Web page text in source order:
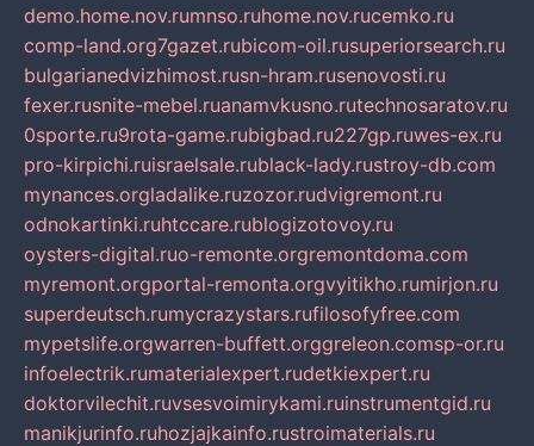
demo.home.nov.rumnso.ruhome.nov.rucemko.ru
comp-land.org7gazet.rubicom-oil.rusuperiorsearch.ru
bulgarianedvizhimost.rusn-hram.rusenovosti.ru
fexer.rusnite-mebel.ruanamvkusno.rutechnosaratov.ru
0sporte.ru9rota-game.rubigbad.ru227gp.ruwes-ex.ru
pro-kirpichi.ruisraelsale.rublack-lady.rustroy-db.com
mynances.orgladalike.ruzozor.rudvigremont.ru
odnokartinki.ruhtccare.rublogizotovoy.ru
oysters-digital.ruo-remonte.orgremontdoma.com
myremont.orgportal-remonta.orgvyitikho.rumirjon.ru
superdeutsch.rumycrazystars.rufilosofyfree.com
mypetslife.orgwarren-buffett.orggreleon.comsp-or.ru
infoelectrik.rumaterialexpert.rudetkiexpert.ru
doktorvilechit.ruvsesvoimirykami.ruinstrumentgid.ru
manikjurinfo.ruhozjajkainfo.rustroimaterials.ru